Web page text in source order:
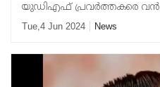
യുഡിഎഫ് പ്രവർത്തകരെ വൻ
Tue,4 Jun 2024 News